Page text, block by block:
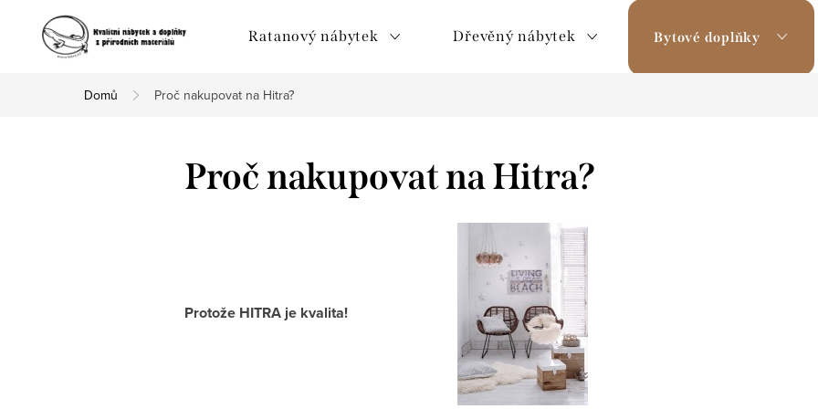
Ratanový nábytek Dřevěný nábytek Bytové doplňky
Domů Proč nakupovat na Hitra?
Proč nakupovat na Hitra?
Protože HITRA je kvalita!